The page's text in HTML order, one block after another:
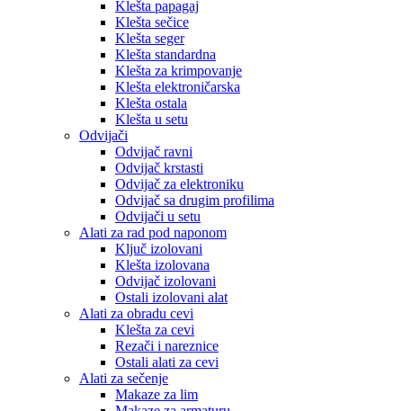
Klešta papagaj
Klešta sečice
Klešta seger
Klešta standardna
Klešta za krimpovanje
Klešta elektroničarska
Klešta ostala
Klešta u setu
Odvijači
Odvijač ravni
Odvijač krstasti
Odvijač za elektroniku
Odvijač sa drugim profilima
Odvijači u setu
Alati za rad pod naponom
Ključ izolovani
Klešta izolovana
Odvijač izolovani
Ostali izolovani alat
Alati za obradu cevi
Klešta za cevi
Rezači i nareznice
Ostali alati za cevi
Alati za sečenje
Makaze za lim